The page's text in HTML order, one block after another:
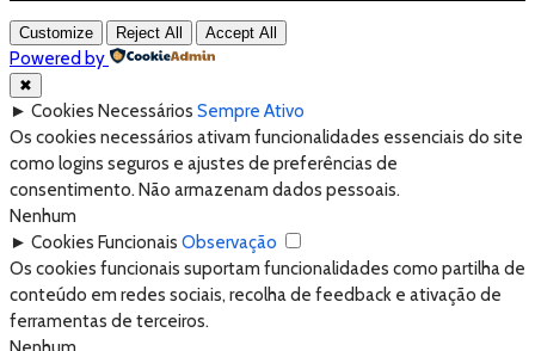
Customize Reject All Accept All
Powered by
✖
► Cookies Necessários Sempre Ativo
Os cookies necessários ativam funcionalidades essenciais do site
como logins seguros e ajustes de preferências de
consentimento. Não armazenam dados pessoais.
Nenhum
► Cookies Funcionais Observação
Os cookies funcionais suportam funcionalidades como partilha de
conteúdo em redes sociais, recolha de feedback e ativação de
ferramentas de terceiros.